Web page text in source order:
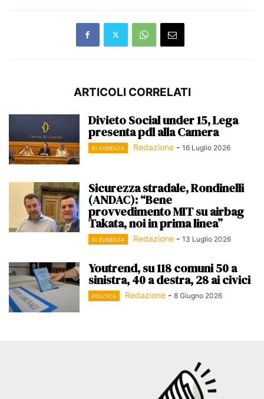
ARTICOLI CORRELATI
Divieto Social under 15, Lega
presenta pdl alla Camera
IN EVIDENZA Redazione - 16 Luglio 2026
Sicurezza stradale, Rondinelli
(ANDAC): “Bene
provvedimento MIT su airbag
Takata, noi in prima linea”
IN EVIDENZA Redazione - 13 Luglio 2026
Youtrend, su 118 comuni 50 a
sinistra, 40 a destra, 28 ai civici
POLITICA Redazione - 8 Giugno 2026